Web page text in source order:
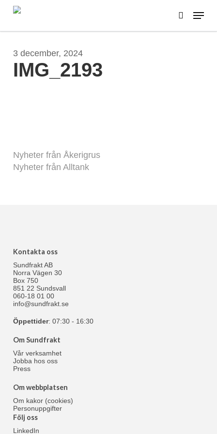
Skip
main
search
Menu
3 december, 2024
IMG_2193
Nyheter från Åkerigrus
Nyheter från Alltank
Kontakta oss
Sundfrakt AB
Norra Vägen 30
Box 750
851 22 Sundsvall
060-18 01 00
info@sundfrakt.se
Öppettider: 07:30 - 16:30
Om Sundfrakt
Vår verksamhet
Jobba hos oss
Press
Om webbplatsen
Om kakor (cookies)
Personuppgifter
Följ oss
LinkedIn